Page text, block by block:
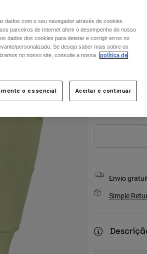
XS
Envio
Simple
dados com o seu navegador através de cookies.
parceiros de Internet aferir o desempenho do nosso
dados dos cookies para detetar e corrigir erros no
personalizado. Se deseja saber mais sobre os
no nosso site, consulte a nossa
política de
o essencial Aceitar e continuar